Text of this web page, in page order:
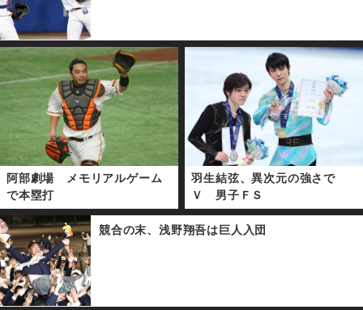
阿部劇場 メモリアルゲーム
で本塁打
羽生結弦、異次元の強さで
Ｖ 男子ＦＳ
競合の末、浅野翔吾は巨人入団